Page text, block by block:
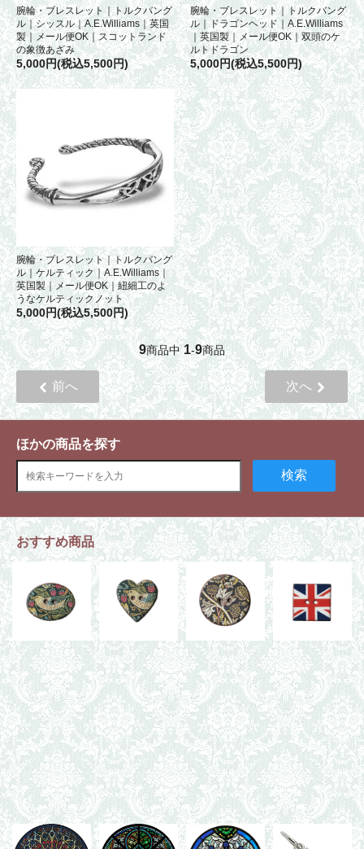
腕輪・ブレスレット｜トルクバング
ル｜シッスル｜A.E.Williams｜英国
製｜メール便OK｜スコットランド
の象徴あざみ
5,000円(税込5,500円)
腕輪・ブレスレット｜トルクバング
ル｜ドラゴンヘッド｜A.E.Williams
｜英国製｜メール便OK｜双頭のケ
ルトドラゴン
5,000円(税込5,500円)
腕輪・ブレスレット｜トルクバング
ル｜ケルティック｜A.E.Williams｜
英国製｜メール便OK｜紐細工のよ
うなケルティックノット
5,000円(税込5,500円)
9商品中1-9商品
前へ 次へ
ほかの商品を探す
検索
おすすめ商品